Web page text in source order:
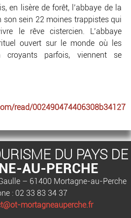
en lisère de forêt, l’abbaye de la
son sein 22 moines trappistes qui
le rêve cistercien. L’abbaye
ouvert sur le monde où les
parfois, viennent se
read/002490474406308b34127
DU PAYS DE
AU-PERCHE
– 61400 Mortagne-au-Perche
: 02 33 83 34 37
mortagneauperche.fr